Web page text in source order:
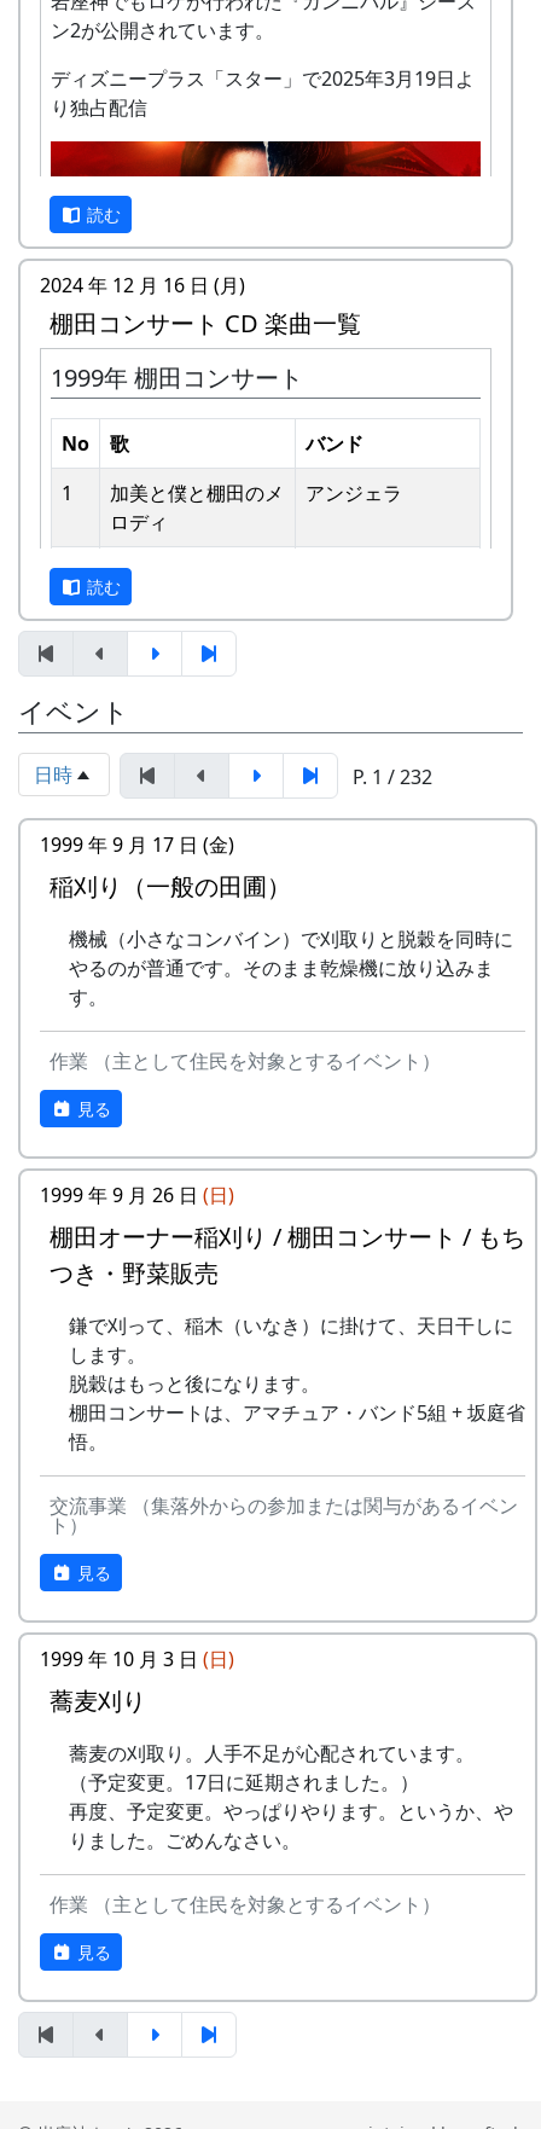
私達メシポンバンドが若い頃連続出場を果たして
ガーの“坂庭省悟さん”を始め審査員の方が見守る
中、毎年優秀バンドが表彰されました。
私達は、この「棚田のうた ～ふるさと加美の里
へ～」で出場した年、“２位”に入ることができま
した。賞品は何と！「地元産の卵、半年分」でし
た。
田んぼの真ん中で山積みの卵の箱を受け取り、バ
ンドメンバーで分けて持って帰ろうとしてたら、
他のバンドに目茶苦茶うらやましがられたのを覚
えています。
しばらくメンバーのお家では、おいしい“たまご
かけごはん”や“卵料理”を味わうことができ、「音
楽やっててよかったなあ」と思った瞬間でした
～。 (ポン四郎）
棚田のイネに
里山の自然と暮らしを守ろうと、全国に棚田オー
ある都会の若者が、棚田で田植えをして地元の人
に管理してもらい、収穫を楽しみに１年を過ごす
姿を想像して詩を書きました。
相棒の“うらめしあ”が曲をつけてくれて、兵庫県
のとある棚田コンサート（収穫日に田んぼでライ
ブする企画）でみんなで歌った思い出の楽曲で
す。（ポン四郎）
水と太陽の国で
稲刈りの日、田んぼでオリジナル曲を披露・演奏
する棚田コンサート。
夏のイメージを色濃く出した曲です。
水田に降り注ぐ“雨”と“太陽の光”が、私達の命を
支えているのだと実感させられた「里山のよきイ
収穫祭にて
ン2が公開されています。
ディズニープラス「スター」で2025年3月19日よ
り独占配信
予告編
「この村に、喰われる」、「この村を、喰ってや
る」って、いやいやいや、岩座神はそんな村じゃ
ありませんよ。
読む
2024 年 12 月 16 日 (月)
棚田コンサート CD 楽曲一覧
1999年 棚田コンサート
No 歌
バンド
1
加美と僕と棚⽥のメ
ロディ
アンジェラ
2 歌おうみんなで
ワンス・アンド・フ
ォーエバー
4 僕の中のふるさと
H CORPORATION
II
棚⽥のイネに
メシアとポン四郎
6
ふるさと加美の⾥へ
7
棚⽥の⾵
アンジェラ
9
⻩⾦の海
アンジェラ
10
11
帰郷〜2000〜9⽉吉
⽇
三畳⼀間
12 帰郷
なでしこ
13
僕は棚⽥の中にいる
14
静かに時は…
H CORPORATION
15
⽔と太陽の国で
メシアとポン四郎
バンド
17
棚⽥のステージへ アンジェラ
2000年 加美町〜棚⽥の秋〜 穫れたての
⾥へ
ド
2
加美の⾥か
ら'98
パルス
3 永遠の⾥
すぱ
4
棚⽥の⾵
うた
6 あしたは帰ろう
読む
イベント
日時 P. 1 / 232
1999 年 9 月 17 日 (金)
稲刈り（一般の田圃）
機械（小さなコンバイン）で刈取りと脱穀を同時に
やるのが普通です。そのまま乾燥機に放り込みま
す。
作業 （主として住民を対象とするイベント）
見る
1999 年 9 月 26 日 (日)
棚田オーナー稲刈り / 棚田コンサート / もち
つき・野菜販売
鎌で刈って、稲木（いなき）に掛けて、天日干しに
します。
脱穀はもっと後になります。
棚田コンサートは、アマチュア・バンド5組 + 坂庭省
悟。
交流事業 （集落外からの参加または関与があるイベン
ト）
見る
1999 年 10 月 3 日 (日)
蕎麦刈り
蕎麦の刈取り。人手不足が心配されています。
（予定変更。17日に延期されました。）
再度、予定変更。やっぱりやります。というか、や
りました。ごめんなさい。
作業 （主として住民を対象とするイベント）
見る